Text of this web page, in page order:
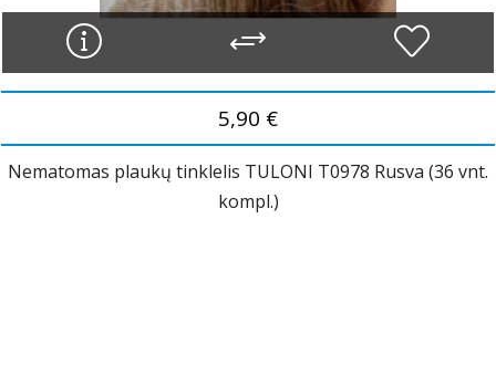
5,90 €
Nematomas plaukų tinklelis TULONI T0978 Rusva (36 vnt.
kompl.)